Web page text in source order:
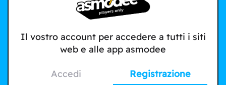
Il vostro account per accedere a tutti i siti
web e alle app asmodee
Accedi Registrazione